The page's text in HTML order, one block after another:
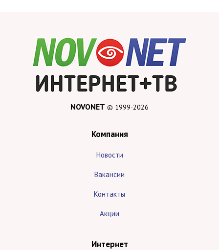
NOVONET © 1999-2026
Компания
Новости
Вакансии
Контакты
Акции
Интернет